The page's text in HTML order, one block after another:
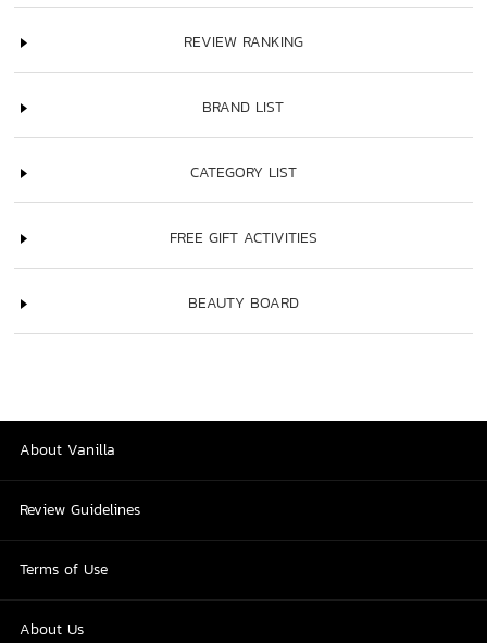
REVIEW RANKING
BRAND LIST
CATEGORY LIST
FREE GIFT ACTIVITIES
BEAUTY BOARD
About Vanilla
Review Guidelines
Terms of Use
About Us